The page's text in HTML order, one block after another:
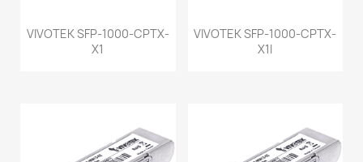
VIVOTEK SFP-1000-CPTX-
X1
VIVOTEK SFP-1000-CPTX-
X1I